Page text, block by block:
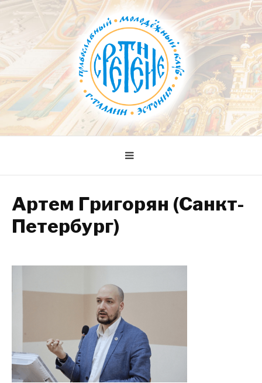
content
СРЕТЕНИЕ
Артем Григорян (Санкт-
Петербург)